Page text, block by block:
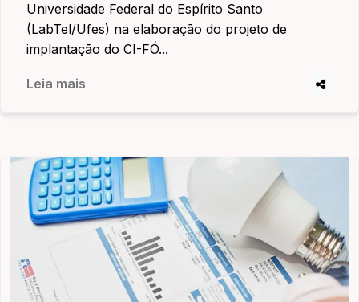
Universidade Federal do Espírito Santo
(LabTel/Ufes) na elaboração do projeto de
implantação do CI-FÓ...
Leia mais